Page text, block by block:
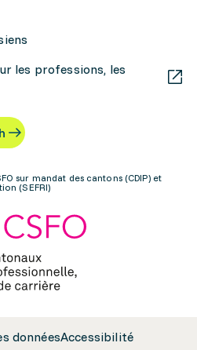
les professions, les
sur mandat des cantons (CDIP) et
(SEFRI)
donnéesAccessibilité